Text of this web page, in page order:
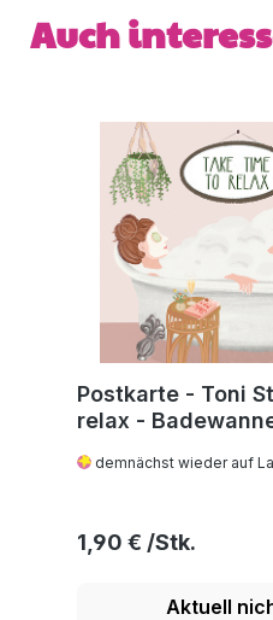
Produktgalerie
Auch
Postkarte - Toni
relax -
demnächst wieder auf
Regulärer Preis:
1,90 €
Aktuell